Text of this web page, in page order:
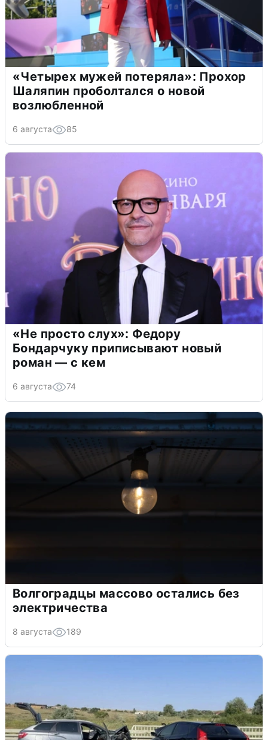
«Четырех мужей потеряла»: Прохор
Шаляпин проболтался о новой
возлюбленной
6 августа 85
«Не просто слух»: Федору
Бондарчуку приписывают новый
роман — с кем
6 августа 74
Волгоградцы массово остались без
электричества
8 августа 189